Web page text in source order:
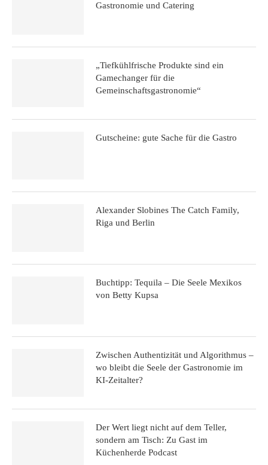
Gastronomie und Catering
„Tiefkühlfrische Produkte sind ein
Gamechanger für die
Gemeinschaftsgastronomie“
Gutscheine: gute Sache für die Gastro
Alexander Slobines The Catch Family,
Riga und Berlin
Buchtipp: Tequila – Die Seele Mexikos
von Betty Kupsa
Zwischen Authentizität und Algorithmus –
wo bleibt die Seele der Gastronomie im
KI-Zeitalter?
Der Wert liegt nicht auf dem Teller,
sondern am Tisch: Zu Gast im
Küchenherde Podcast